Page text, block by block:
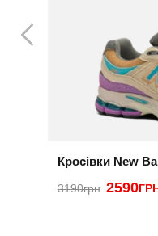
Кросівки New
3190грн 2590